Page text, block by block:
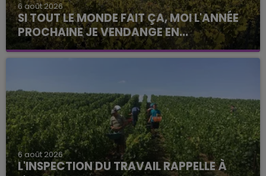
6 août 2026
SI TOUT LE MONDE FAIT ÇA, MOI L'ANNÉE
PROCHAINE JE VENDANGE EN...
La vendange en Champagne a débuté ce jeudi 6
août dans la commune de Montgueux (Aube). Du
6 août 2026
L'INSPECTION DU TRAVAIL RAPPELLE À